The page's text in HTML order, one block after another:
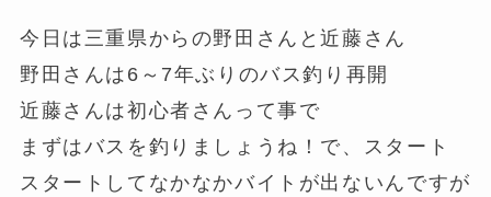
今日は三重県からの野田さんと近藤さん
野田さんは6～7年ぶりのバス釣り再開
近藤さんは初心者さんって事で
まずはバスを釣りましょうね！で、スタート
スタートしてなかなかバイトが出ないんですが